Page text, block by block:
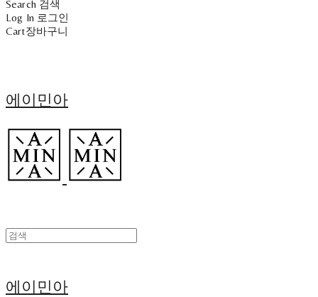
Search 검색
Log In 로그인
Cart장바구니
에이민아
에이민아